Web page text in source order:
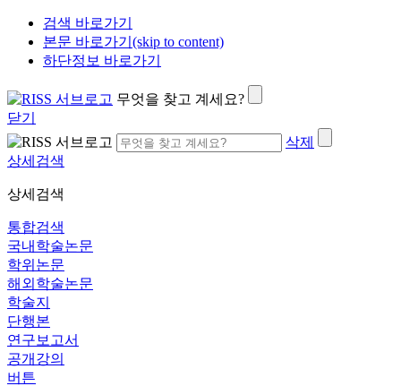
검색 바로가기
본문 바로가기(skip to content)
하단정보 바로가기
무엇을 찾고 계세요?
닫기
삭제
상세검색
상세검색
통합검색
국내학술논문
학위논문
해외학술논문
학술지
단행본
연구보고서
공개강의
버튼